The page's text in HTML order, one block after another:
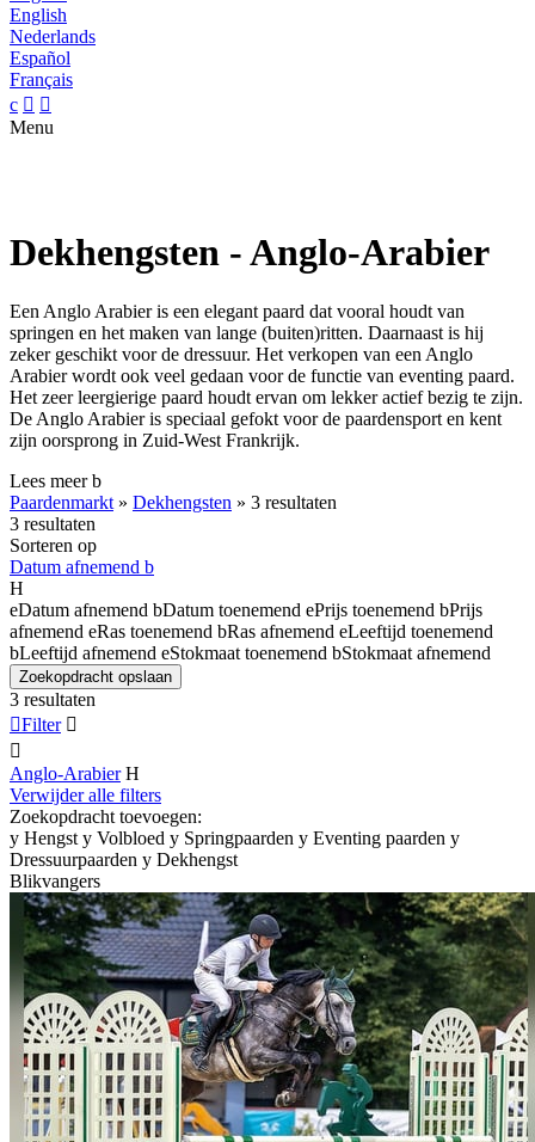
English
Nederlands
Español
Français
c  
Menu
Dekhengsten - Anglo-Arabier
Een Anglo Arabier is een elegant paard dat vooral houdt van
springen en het maken van lange (buiten)ritten. Daarnaast is hij
zeker geschikt voor de dressuur. Het verkopen van een Anglo
Arabier wordt ook veel gedaan voor de functie van eventing paard.
Het zeer leergierige paard houdt ervan om lekker actief bezig te zijn.
De Anglo Arabier is speciaal gefokt voor de paardensport en kent
zijn oorsprong in Zuid-West Frankrijk.
Lees meerb
Paardenmarkt » Dekhengsten » 3 resultaten
3 resultaten
Sorteren op
Datum afnemend b
H
eDatum afnemend bDatum toenemend ePrijs toenemend bPrijs
afnemend eRas toenemend bRas afnemend eLeeftijd toenemend
bLeeftijd afnemend eStokmaat toenemend bStokmaat afnemend
Zoekopdracht opslaan
3 resultaten
Filter 

Anglo-Arabier H
Verwijder alle filters
Zoekopdracht toevoegen:
y Hengst y Volbloed y Springpaarden y Eventing paarden y
Dressuurpaarden y Dekhengst
Blikvangers